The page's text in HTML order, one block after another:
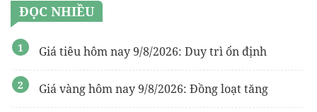
ĐỌC NHIỀU
Giá tiêu hôm nay 9/8/2026: Duy trì ổn định
Giá vàng hôm nay 9/8/2026: Đồng loạt tăng